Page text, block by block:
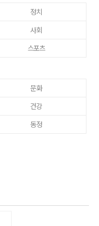
정치
사회
스포츠
문화
건강
동정